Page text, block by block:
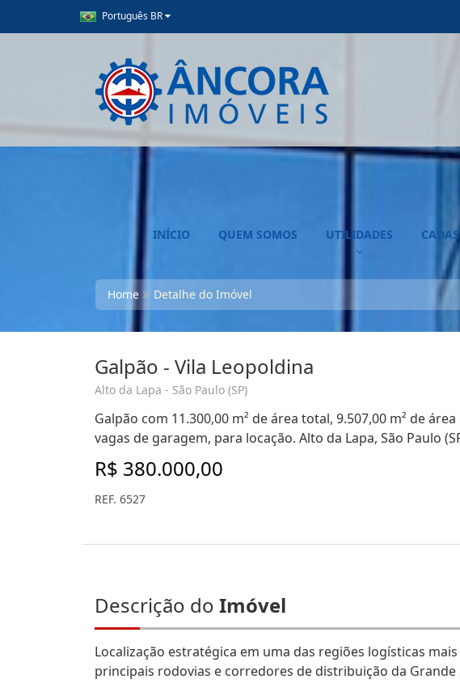
Português BR
INÍCIO QUEM SOMOS UTILIDADES
Home Detalhe do Imóvel
Galpão - Vila Leopoldina
Alto da Lapa - São Paulo (SP)
Galpão com 11.300,00 m² de área total, 9.507,00 m² de
vagas de garagem, para locação. Alto da Lapa, São Paulo
R$ 380.000,00
REF. 6527
Descrição do Imóvel
Localização estratégica em uma das regiões logísticas
principais rodovias e corredores de distribuição da Grande